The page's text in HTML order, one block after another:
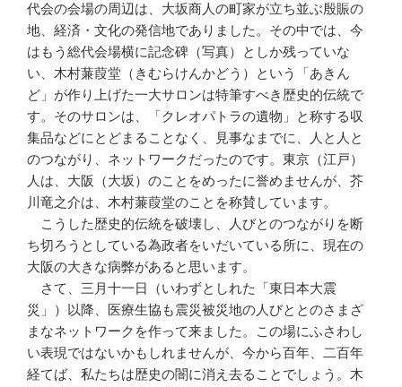
代会の会場の周辺は、大坂商人の町家が立ち並ぶ殷賑の
地、経済・文化の発信地でありました。その中では、今
はもう総代会場横に記念碑（写真）としか残っていな
い、木村蒹葭堂（きむらけんかどう）という「あきん
ど」が作り上げた一大サロンは特筆すべき歴史的伝統で
す。そのサロンは、「クレオパトラの遺物」と称する収
集品などにとどまることなく、見事なまでに、人と人と
のつながり、ネットワークだったのです。東京（江戸）
人は、大阪（大坂）のことをめったに誉めませんが、芥
川竜之介は、木村蒹葭堂のことを称賛しています。
こうした歴史的伝統を破壊し、人びとのつながりを断
ち切ろうとしている為政者をいだいている所に、現在の
大阪の大きな病弊があると思います。
さて、三月十一日（いわずとしれた「東日本大震
災」）以降、医療生協も震災被災地の人びととのさまざ
まなネットワークを作って来ました。この場にふさわし
い表現ではないかもしれませんが、今から百年、二百年
経てば、私たちは歴史の闇に消え去ることでしょう。木